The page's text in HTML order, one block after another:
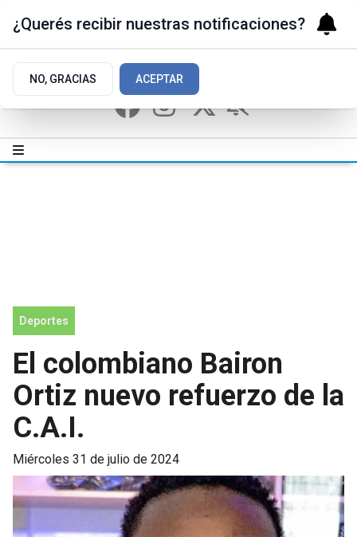
Deportes
El colombiano Bairon
Ortiz nuevo refuerzo de la
C.A.I.
miércoles 31 de julio de 2024
¿Querés recibir nuestras notificaciones?
NO, GRACIAS ACEPTAR